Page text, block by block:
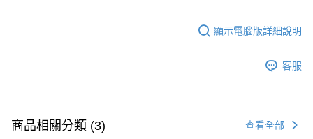
顯示電腦版詳細說明
客服
商品相關分類 (3) 查看全部